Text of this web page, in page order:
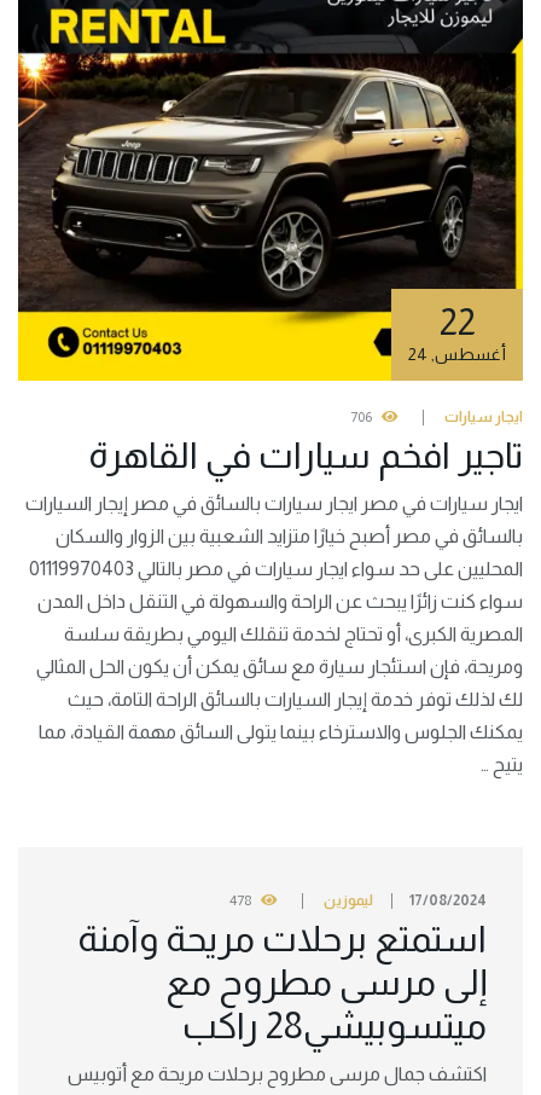
22
أغسطس,
ايجار سيارات 706
تاجير افخم سيارات في القاهرة
ايجار سيارات في مصر ايجار سيارات بالسائق في مصر إيجار السيارات
بالسائق في مصر أصبح خيارًا متزايد الشعبية بين الزوار والسكان
المحليين على حد سواء ايجار سيارات في مصر بالتالي 01119970403
سواء كنت زائرًا يبحث عن الراحة والسهولة في التنقل داخل المدن
المصرية الكبرى، أو تحتاج لخدمة تنقلك اليومي بطريقة سلسة
ومريحة، فإن استئجار سيارة مع سائق يمكن أن يكون الحل المثالي
لك لذلك توفر خدمة إيجار السيارات بالسائق الراحة التامة، حيث
يمكنك الجلوس والاسترخاء بينما يتولى السائق مهمة القيادة، مما
يتيح …
17/08/2024 ليموزين 478
استمتع برحلات مريحة وآمنة
إلى مرسى مطروح مع
ميتسوبيشي28 راكب
اكتشف جمال مرسى مطروح برحلات مريحة مع أتوبيس